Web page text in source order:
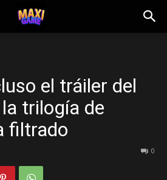
el tráiler del
trilogía de
filtrado
0